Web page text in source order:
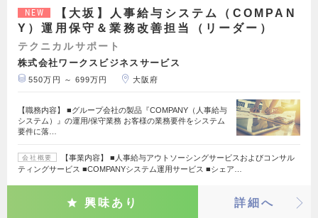
NEW
【大坂】人事給与システム（COMPAN
Y）運用保守＆業務改善担当（リーダー）
テクニカルサポート
株式会社ワークスビジネスサービス
550万円 ～ 699万円 大阪府
【職務内容】 ■グループ会社の製品『COMPANY（人事給与
システム）』の運用/保守業務 お客様の業務要件をシステム
要件に落…
会社概要
【事業内容】 ■人事給与アウトソーシングサービスおよびコンサル
ティングサービス ■COMPANYシステム運用サービス ■シェア…
興味あり 詳細へ